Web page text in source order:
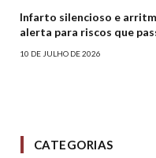
Infarto silencioso e
alerta para riscos que
10 DE JULHO DE 2026
CATEGORIAS